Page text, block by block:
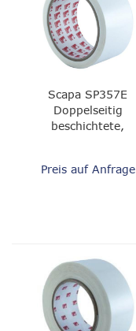
Scapa SP357E
Doppelseitig
beschichtete,
Preis auf Anfrage